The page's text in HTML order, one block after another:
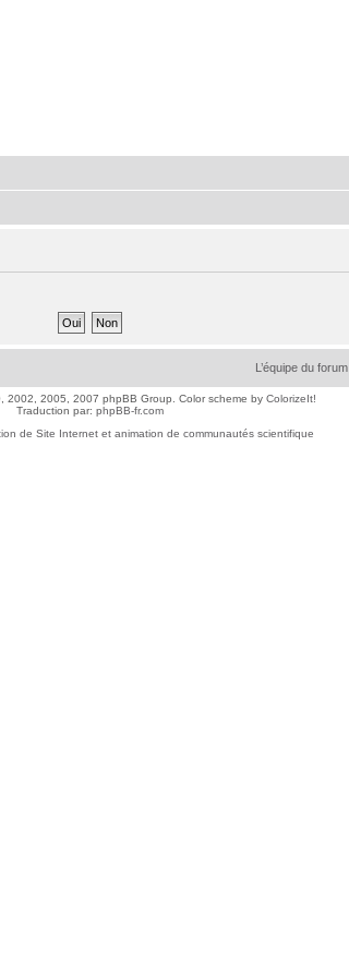
L’équipe du forum
2002, 2005, 2007 phpBB Group. Color scheme by ColorizeIt!
Traduction par: phpBB-fr.com
de Site Internet et animation de communautés scientifique